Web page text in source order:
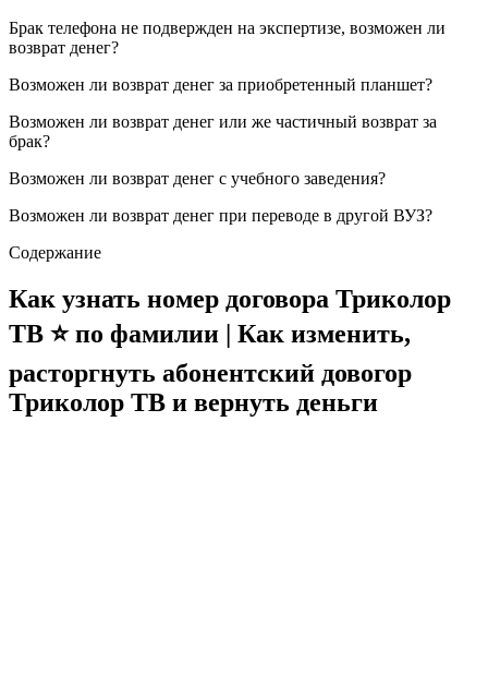
Брак телефона не подвержден на экспертизе, возможен ли
возврат денег?
Возможен ли возврат денег за приобретенный планшет?
Возможен ли возврат денег или же частичный возврат за
брак?
Возможен ли возврат денег с учебного заведения?
Возможен ли возврат денег при переводе в другой ВУЗ?
Содержание
Как узнать номер договора Триколор
ТВ ⭐ по фамилии | Как изменить,
расторгнуть абонентский довогор
Триколор ТВ и вернуть деньги